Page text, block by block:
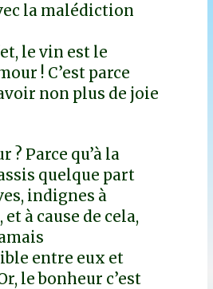
la malédiction
le vin est le
! C’est parce
non plus de joie
Parce qu’à la
quelque part
indignes à
à cause de cela,
entre eux et
le bonheur c’est